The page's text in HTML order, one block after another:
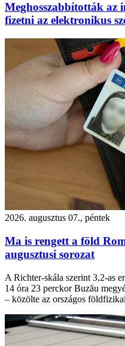
Meghosszabbították az
fizetni az elektronikus
2026. augusztus 07., péntek
Ma is rengett a föld
augusztusi sorozat
A Richter-skála szerint 3,2-as
14 óra 23 perckor Buzău
– közölte az országos